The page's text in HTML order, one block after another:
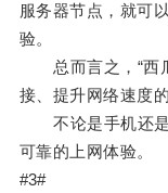
服务器节点，就可
验。
总而言之，“西瓜
接、提升网络速度
不论是手机还是
可靠的上网体验。
#3#